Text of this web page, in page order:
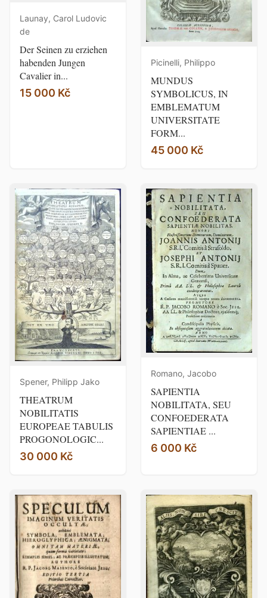
Launay, Carol Ludovic
de
Der Seinen zu erziehen
habenden Jungen
Cavalier in...
15 000 Kč
Picinelli, Philippo
MUNDUS
SYMBOLICUS, IN
EMBLEMATUM
UNIVERSITATE
FORM...
45 000 Kč
Spener, Philipp Jako
THEATRUM
NOBILITATIS
EUROPEAE TABULIS
PROGONOLOGIC...
30 000 Kč
Romano, Jacobo
SAPIENTIA
NOBILITATA, SEU
CONFOEDERATA
SAPIENTIAE ...
6 000 Kč